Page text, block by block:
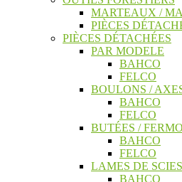
MARTEAUX /
PIÈCES
PIÈCES DÉTACHÉES
PAR MODELE
BAHCO
FELCO
BOULONS /
BAHCO
FELCO
BUTÉES /
BAHCO
FELCO
LAMES DE
BAHCO